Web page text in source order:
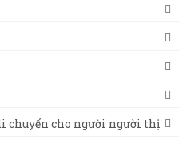
chuyển cho người người thị